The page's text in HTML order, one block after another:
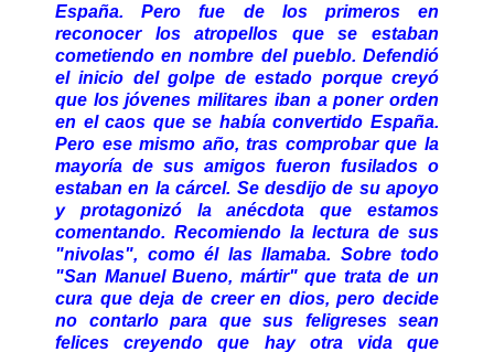
España. Pero fue de los primeros en
reconocer los atropellos que se estaban
cometiendo en nombre del pueblo. Defendió
el inicio del golpe de estado porque creyó
que los jóvenes militares iban a poner orden
en el caos que se había convertido España.
Pero ese mismo año, tras comprobar que la
mayoría de sus amigos fueron fusilados o
estaban en la cárcel. Se desdijo de su apoyo
y protagonizó la anécdota que estamos
comentando. Recomiendo la lectura de sus
"nivolas", como él las llamaba. Sobre todo
"San Manuel Bueno, mártir" que trata de un
cura que deja de creer en dios, pero decide
no contarlo para que sus feligreses sean
felices creyendo que hay otra vida que